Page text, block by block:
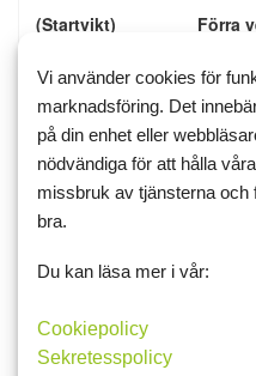
(Startvikt) Förra
Bondbrud
eckster
hajo1091
Helen65
honeybee
katjon11
myskatt
notpenny
PatOtt
stakamt
vägskäl
jocke75
Vi använder cookies för
marknadsföring. Det
på din enhet eller
nödvändiga för att hålla
missbruk av tjänsterna och
bra.
Du kan läsa mer i vår:
Cookiepolicy
Sekretesspolicy